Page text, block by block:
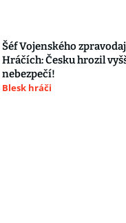
Šéf Vojenského
Hráčích: Česku hrozil
nebezpečí!
Blesk hráči